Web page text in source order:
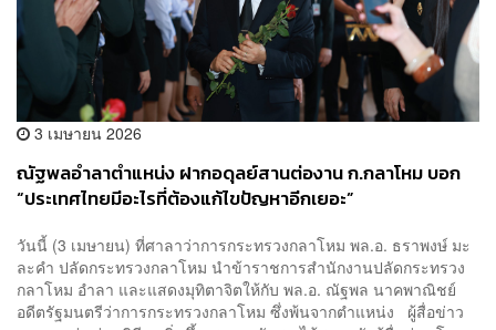
3 เมษายน 2026
​ณัฐพลอำลาตำแหน่ง ฝากอดุลย์สานต่องาน ก.กลาโหม บอก
“ประเทศไทยมีอะไรที่ต้องแก้ไขปัญหาอีกเยอะ”
วันนี้ (3 เมษายน) ที่ศาลาว่าการกระทรวงกลาโหม พล.อ. ธราพงษ์ มะ
ละคำ ปลัดกระทรวงกลาโหม นำข้าราชการสำนักงานปลัดกระทรวง
กลาโหม อำลา และแสดงมุทิตาจิตให้กับ พล.อ. ณัฐพล นาคพาณิชย์
อดีตรัฐมนตรีว่าการกระทรวงกลาโหม ซึ่งพ้นจากตำแหน่ง ผู้สื่อข่าว